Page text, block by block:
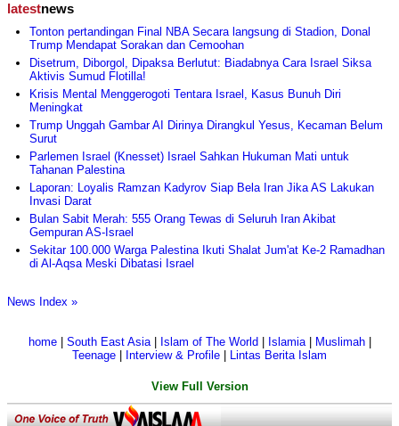
latestnews
Tonton pertandingan Final NBA Secara langsung di Stadion, Donal
Trump Mendapat Sorakan dan Cemoohan
Disetrum, Diborgol, Dipaksa Berlutut: Biadabnya Cara Israel Siksa
Aktivis Sumud Flotilla!
Krisis Mental Menggerogoti Tentara Israel, Kasus Bunuh Diri
Meningkat
Trump Unggah Gambar AI Dirinya Dirangkul Yesus, Kecaman Belum
Surut
Parlemen Israel (Knesset) Israel Sahkan Hukuman Mati untuk
Tahanan Palestina
Laporan: Loyalis Ramzan Kadyrov Siap Bela Iran Jika AS Lakukan
Invasi Darat
Bulan Sabit Merah: 555 Orang Tewas di Seluruh Iran Akibat
Gempuran AS-Israel
Sekitar 100.000 Warga Palestina Ikuti Shalat Jum'at Ke-2 Ramadhan
di Al-Aqsa Meski Dibatasi Israel
News Index »
home| South East Asia| Islam of The World Islamia| Muslimah|
Teenage
Interview & Profile Lintas Berita Islam
View Full Version